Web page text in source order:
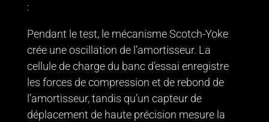
:
Pendant le test, le mécanisme Scotch-Yoke
crée une oscillation de l’amortisseur. La
cellule de charge du banc d’essai enregistre
les forces de compression et de rebond de
l’amortisseur, tandis qu’un capteur de
déplacement de haute précision mesure la